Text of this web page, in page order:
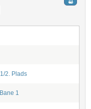
1/2. Plads
Bane 1